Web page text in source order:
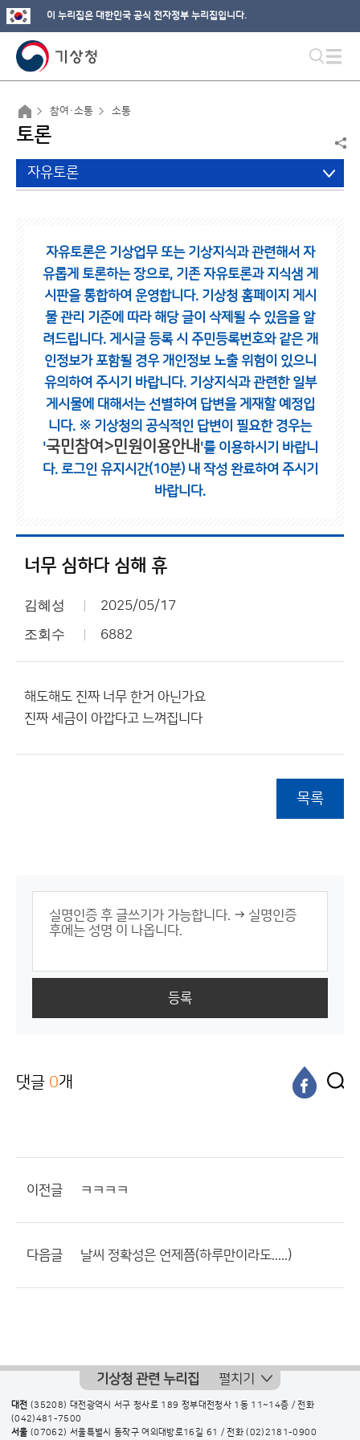
이 누리집은 대한민국 공식 전자정부 누리집입니다.
참여·소통 소통
토론
자유토론
자유토론은 기상업무 또는 기상지식과 관련해서 자
유롭게 토론하는 장으로, 기존 자유토론과 지식샘 게
시판을 통합하여 운영합니다. 기상청 홈페이지 게시
물 관리 기준에 따라 해당 글이 삭제될 수 있음을 알
려드립니다. 게시글 등록 시 주민등록번호와 같은 개
인정보가 포함될 경우 개인정보 노출 위험이 있으니
유의하여 주시기 바랍니다. 기상지식과 관련한 일부
게시물에 대해서는 선별하여 답변을 게재할 예정입
니다. ※ 기상청의 공식적인 답변이 필요한 경우는
'국민참여>민원이용안내 '를 이용하시기 바랍니
다. 로그인 유지시간(10분) 내 작성 완료하여 주시기
바랍니다.
너무 심하다 심해 휴
김혜성 2025/05/17
조회수 6882
해도해도 진짜 너무 한거 아닌가요
진짜 세금이 아깝다고 느껴집니다
목록
등록
댓글 0개
이전글 ㅋㅋㅋㅋ
다음글 날씨 정확성은 언제쯤(하루만이라도.....)
기상청 관련 누리집 펼치기
대전 (35208) 대전광역시 서구 청사로 189 정부대전청사 1동 11~14층 / 전화
(042)481-7500
서울 (07062) 서울특별시 동작구 여의대방로16길 61 / 전화(02)2181-0900